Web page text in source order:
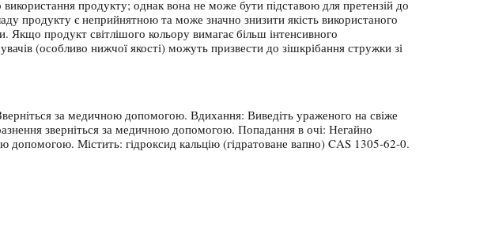
продукту; однак вона не може бути підставою для претензій до
продукту є неприйнятною та може значно знизити якість використаного
Якщо продукт світлішого кольору вимагає більш інтенсивного
(особливо нижчої якості) можуть призвести до зішкрібання стружки зі
за медичною допомогою. Вдихання: Виведіть ураженого на свіже
зверніться за медичною допомогою. Попадання в очі: Негайно
допомогою. Містить: гідроксид кальцію (гідратоване вапно) CAS 1305-62-0.